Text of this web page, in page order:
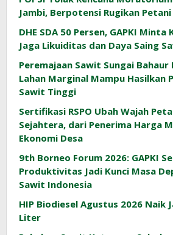
Jambi, Berpotensi Rugikan
DHE SDA 50 Persen, GAPKI
Jaga Likuiditas dan Daya Saing
Peremajaan Sawit Sungai
Lahan Marginal Mampu Hasilkan
Sawit Tinggi
Sertifikasi RSPO Ubah Wajah
Sejahtera, dari Penerima Harga
Ekonomi Desa
9th Borneo Forum 2026: GAPKI
Produktivitas Jadi Kunci Masa
Sawit Indonesia
HIP Biodiesel Agustus 2026 Naik
Liter